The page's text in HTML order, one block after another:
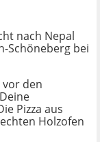
nach Nepal
Schöneberg bei
den
Pizza aus
Holzofen